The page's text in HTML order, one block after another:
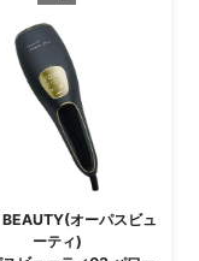
オーパスビュ
ーティ)